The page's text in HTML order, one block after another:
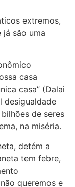
extremos,
já são uma
casa
casa” (Dalai
desigualdade
de seres
na miséria.
detém a
tem febre,
queremos e